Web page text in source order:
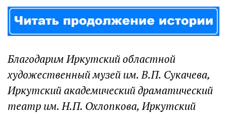
Благодарим Иркутский областной
художественный музей им. В.П. Сукачева,
Иркутский академический драматический
театр им. Н.П. Охлопкова, Иркутский